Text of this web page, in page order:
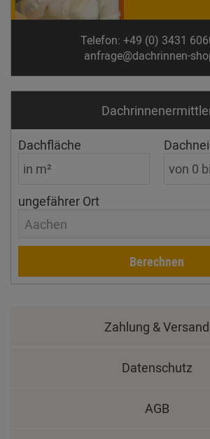
Telefon: +49 (0) 3431
anfrage@dachrinnen-
Dachfläche
ungefährer Ort
Aachen
Berechnen
Zahlung & Versand
Datenschutz
AGB